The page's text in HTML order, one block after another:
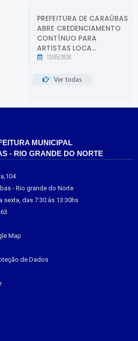
PREFEITURA DE CARAÚBAS
ABRE CREDENCIAMENTO
CONTÍNUO PARA
ARTISTAS LOCA...
12/05/2026
Ver todas
MUNICIPAL
- RIO GRANDE DO NORTE
- Rio grande do Norte
sexta, das 7:30 às 13:30hs
Map
de Dados